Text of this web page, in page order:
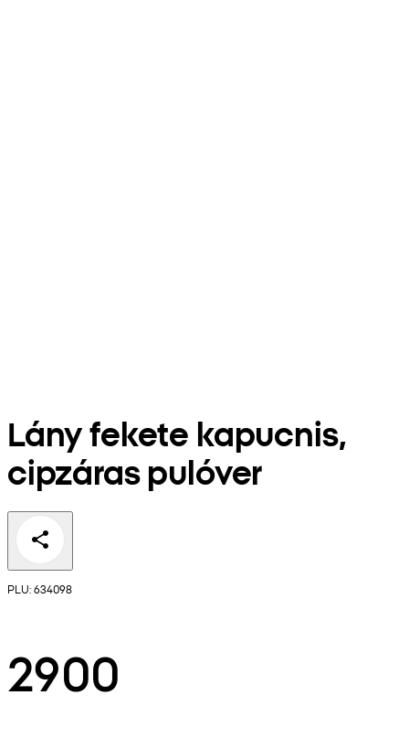
Lány fekete kapucnis,
cipzáras pulóver
PLU: 634098
2900